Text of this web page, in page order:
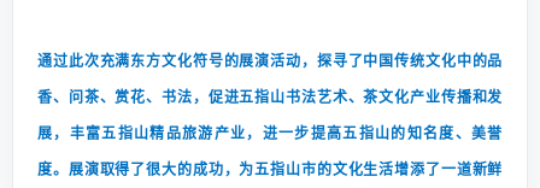
通过此次充满东方文化符号的展演活动，探寻了中国传统文化中的品
香、问茶、赏花、书法，促进五指山书法艺术、茶文化产业传播和发
展，丰富五指山精品旅游产业，进一步提高五指山的知名度、美誉
度。 展演取得了很大的成功，为五指山市的文化生活增添了一道新鲜